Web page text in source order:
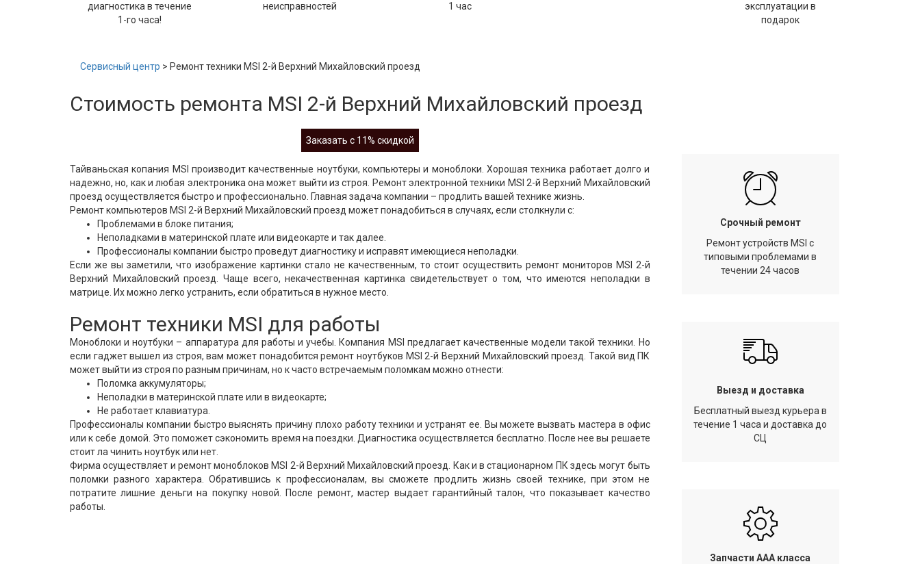
диагностика в течение
1-го часа!
неисправностей
1 час
эксплуатации в
подарок
Сервисный центр > Ремонт техники MSI 2-й Верхний Михайловский проезд
Стоимость ремонта MSI 2-й Верхний Михайловский проезд
Заказать с 11% скидкой
Тайваньская копания MSI производит качественные ноутбуки, компьютеры и моноблоки. Хорошая техника работает долго и
надежно, но, как и любая электроника она может выйти из строя. Ремонт электронной техники MSI 2-й Верхний Михайловский
проезд осуществляется быстро и профессионально. Главная задача компании – продлить вашей технике жизнь.
Ремонт компьютеров MSI 2-й Верхний Михайловский проезд может понадобиться в случаях, если столкнули с:
Проблемами в блоке питания;
Неполадками в материнской плате или видеокарте и так далее.
Профессионалы компании быстро проведут диагностику и исправят имеющиеся неполадки.
Если же вы заметили, что изображение картинки стало не качественным, то стоит осуществить ремонт мониторов MSI 2-й
Верхний Михайловский проезд. Чаще всего, некачественная картинка свидетельствует о том, что имеются неполадки в
матрице. Их можно легко устранить, если обратиться в нужное место.
Ремонт техники MSI для работы
Моноблоки и ноутбуки – аппаратура для работы и учебы. Компания MSI предлагает качественные модели такой техники. Но
если гаджет вышел из строя, вам может понадобится ремонт ноутбуков MSI 2-й Верхний Михайловский проезд. Такой вид ПК
может выйти из строя по разным причинам, но к часто встречаемым поломкам можно отнести:
Поломка аккумуляторы;
Неполадки в материнской плате или в видеокарте;
Не работает клавиатура.
Профессионалы компании быстро выяснять причину плохо работу техники и устранят ее. Вы можете вызвать мастера в офис
или к себе домой. Это поможет сэкономить время на поездки. Диагностика осуществляется бесплатно. После нее вы решаете
стоит ла чинить ноутбук или нет.
Фирма осуществляет и ремонт моноблоков MSI 2-й Верхний Михайловский проезд. Как и в стационарном ПК здесь могут быть
поломки разного характера. Обратившись к профессионалам, вы сможете продлить жизнь своей технике, при этом не
потратите лишние деньги на покупку новой. После ремонт, мастер выдает гарантийный талон, что показывает качество
работы.
Срочный ремонт
Ремонт устройств MSI с
типовыми проблемами в
течении 24 часов
Выезд и доставка
Бесплатный выезд курьера в
течение 1 часа и доставка до
СЦ
Запчасти AAA класса